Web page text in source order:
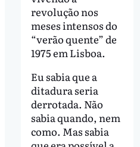
revolução nos
meses intensos do
“verão quente” de
1975 em Lisboa.
Eu sabia que a
ditadura seria
derrotada. Não
sabia quando, nem
como. Mas sabia